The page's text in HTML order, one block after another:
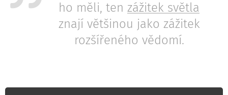
ho měli, ten zážitek světla
znají většinou jako zážitek
rozšířeného vědomí.